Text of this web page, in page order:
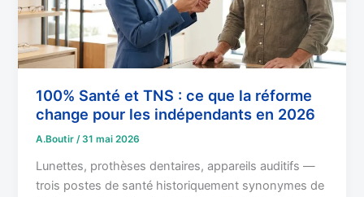
100% Santé et TNS : ce que la réforme
change pour les indépendants en 2026
A.Boutir/ 31 mai 2026
Lunettes, prothèses dentaires, appareils auditifs —
trois postes de santé historiquement synonymes de
que
réforme
change
pour
les
2026